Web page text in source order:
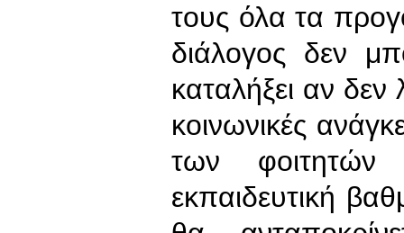
τους όλα τα
διάλογος δεν
καταλήξει αν
κοινωνικές
των φοιτητών
εκπαιδευτική